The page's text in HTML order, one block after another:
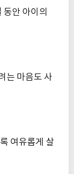
안 아이의
는 마음도 사
여유롭게 살